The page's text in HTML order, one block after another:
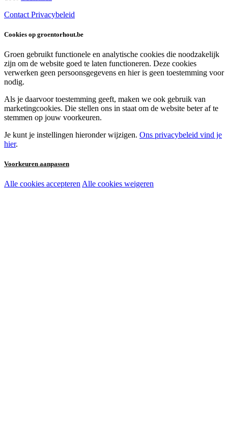
Contact Privacybeleid
Cookies op groentorhout.be
Groen gebruikt functionele en analytische cookies die noodzakelijk
zijn om de website goed te laten functioneren. Deze cookies
verwerken geen persoonsgegevens en hier is geen toestemming voor
nodig.
Als je daarvoor toestemming geeft, maken we ook gebruik van
marketingcookies. Die stellen ons in staat om de website beter af te
stemmen op jouw voorkeuren.
Je kunt je instellingen hieronder wijzigen. Ons privacybeleid vind je
hier.
Voorkeuren aanpassen
Noodzakelijke cookies:
Alle cookies accepteren Alle cookies weigeren